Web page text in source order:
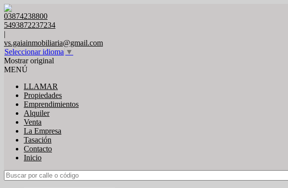
03874238800
5493872237234
|
vs.gaiainmobiliaria@gmail.com
Seleccionar idioma ▼
Mostrar original
MENÚ
LLAMAR
Propiedades
Emprendimientos
Alquiler
Venta
La Empresa
Tasación
Contacto
Inicio